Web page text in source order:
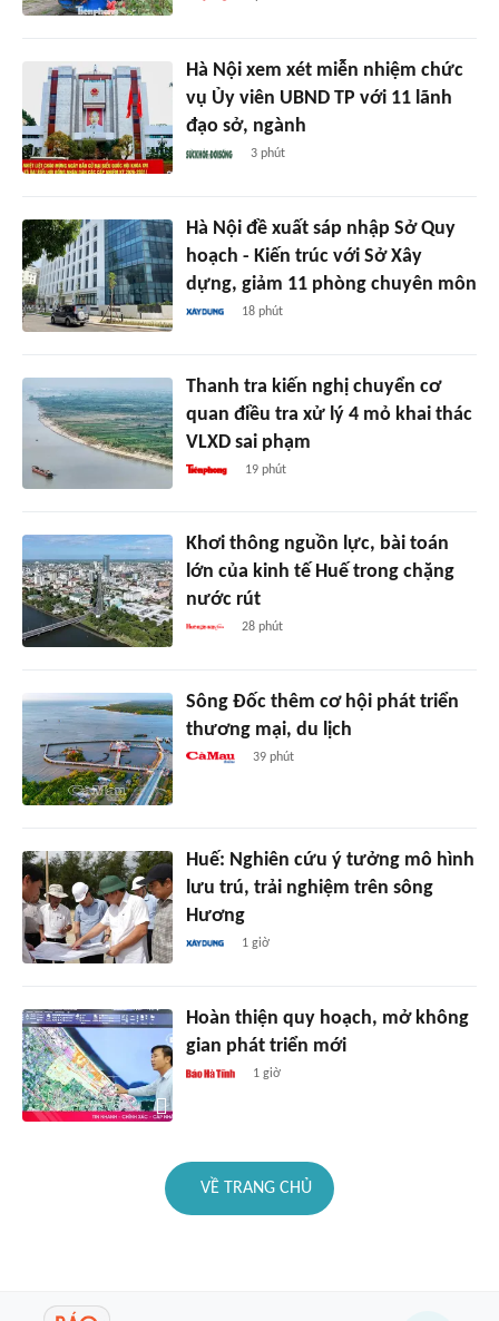
Hà Nội xem xét miễn nhiệm chức
vụ Ủy viên UBND TP với 11 lãnh
đạo sở, ngành
3 phút
Hà Nội đề xuất sáp nhập Sở Quy
hoạch - Kiến trúc với Sở Xây
dựng, giảm 11 phòng chuyên môn
18 phút
Thanh tra kiến nghị chuyển cơ
quan điều tra xử lý 4 mỏ khai thác
VLXD sai phạm
19 phút
Khơi thông nguồn lực, bài toán
lớn của kinh tế Huế trong chặng
nước rút
28 phút
Sông Đốc thêm cơ hội phát triển
thương mại, du lịch
39 phút
Huế: Nghiên cứu ý tưởng mô hình
lưu trú, trải nghiệm trên sông
Hương
1 giờ
Hoàn thiện quy hoạch, mở không
gian phát triển mới
1 giờ
VỀ TRANG CHỦ